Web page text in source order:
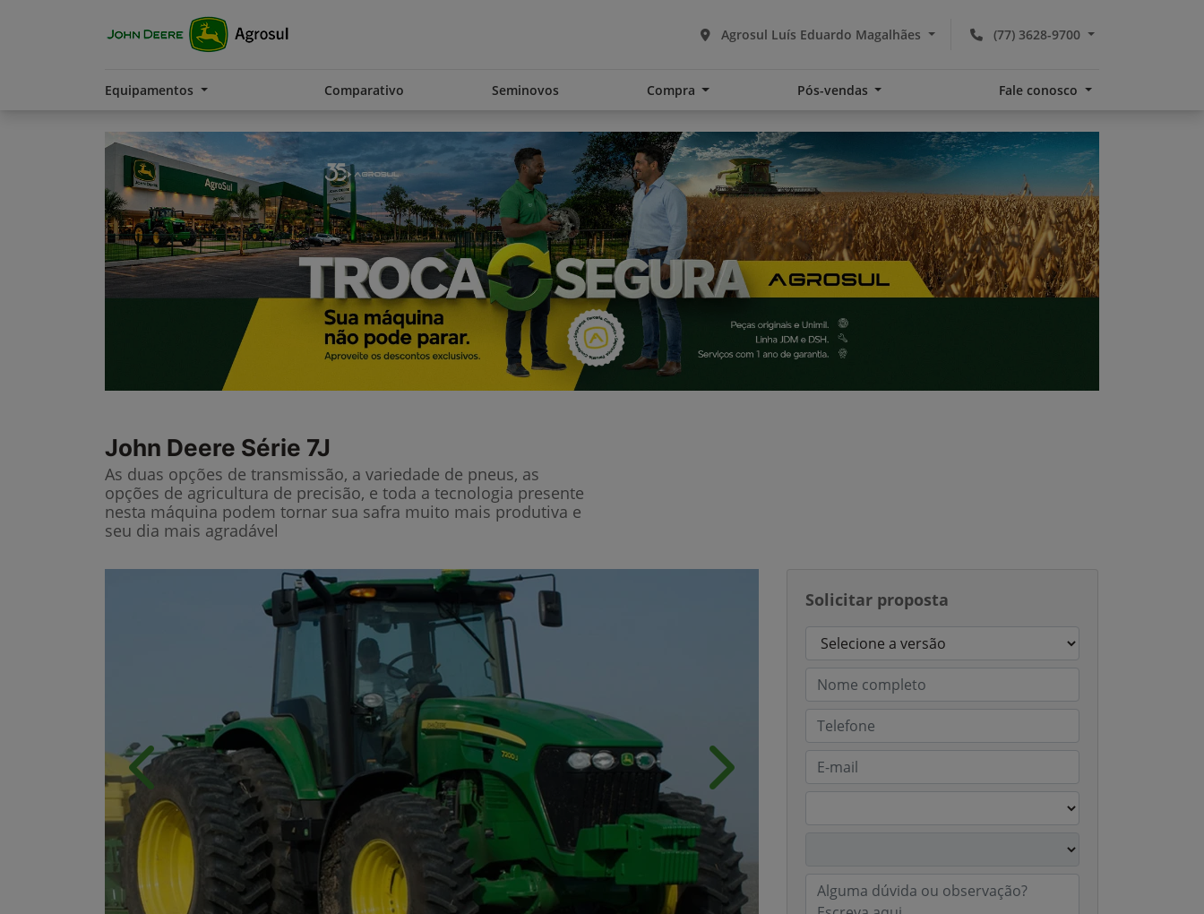
(77) 3628-9700
Agrosul Luís Eduardo Magalhães
Equipamentos Comparativo Seminovos Compra Pós-vendas Fale conosco
John Deere Série 7J
As duas opções de transmissão, a variedade de pneus, as
opções de agricultura de precisão, e toda a tecnologia presente
nesta máquina podem tornar sua safra muito mais produtiva e
seu dia mais agradável
Solicitar proposta
Anterior Próximo